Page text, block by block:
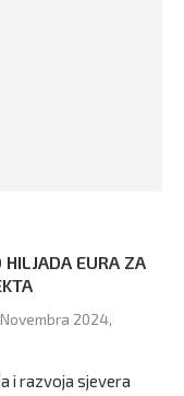
EURA ZA
2024,
i razvoja sjevera